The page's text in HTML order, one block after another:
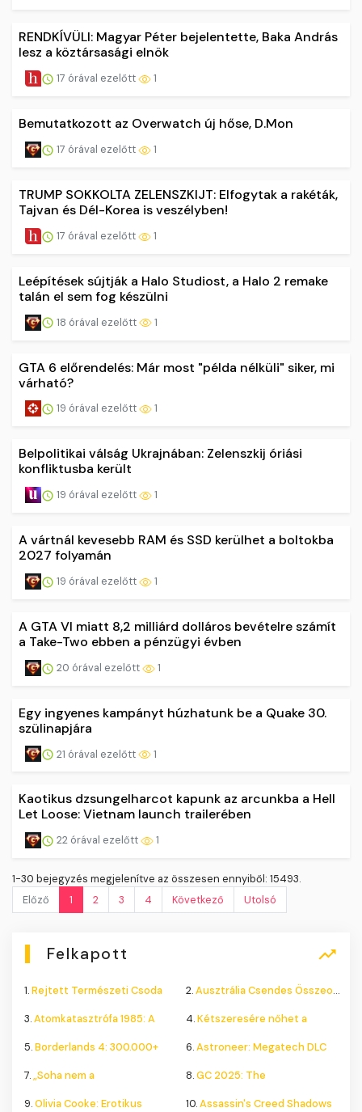
RENDKÍVÜLI: Magyar Péter bejelentette, Baka András
lesz a köztársasági elnök
17 órával ezelőtt 1
Bemutatkozott az Overwatch új hőse, D.Mon
17 órával ezelőtt 1
TRUMP SOKKOLTA ZELENSZKIJT: Elfogytak a rakéták,
Tajvan és Dél-Korea is veszélyben!
17 órával ezelőtt 1
Leépítések sújtják a Halo Studiost, a Halo 2 remake
talán el sem fog készülni
18 órával ezelőtt 1
GTA 6 előrendelés: Már most "példa nélküli" siker, mi
várható?
19 órával ezelőtt 1
Belpolitikai válság Ukrajnában: Zelenszkij óriási
konfliktusba került
19 órával ezelőtt 1
A vártnál kevesebb RAM és SSD kerülhet a boltokba
2027 folyamán
19 órával ezelőtt 1
A GTA VI miatt 8,2 milliárd dolláros bevételre számít
a Take-Two ebben a pénzügyi évben
20 órával ezelőtt 1
Egy ingyenes kampányt húzhatunk be a Quake 30.
szülinapjára
21 órával ezelőtt 1
Kaotikus dzsungelharcot kapunk az arcunkba a Hell
Let Loose: Vietnam launch trailerében
22 órával ezelőtt 1
1-30 bejegyzés megjelenítve az összesen ennyiből: 15493.
Előző
1 2 3 4 Következő Utolsó
Felkapott
1.Rejtett Természeti Csoda 2.Ausztrália Csendes Összeomlása
3.Atomkatasztrófa 1985: A 4.Kétszeresére nőhet a
5.Borderlands 4: 300.000+ 6.Astroneer: Megatech DLC
7.„Soha nem a 8.GC 2025: The
9.Olivia Cooke: Erotikus 10.Assassin's Creed Shadows